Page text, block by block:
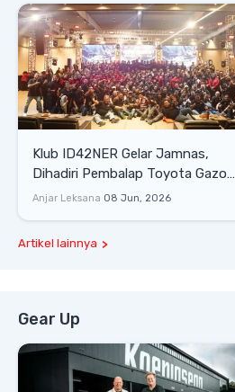
Klub ID42NER Gelar Jamnas,
Dihadiri Pembalap Toyota Gazoo
Racing
Anjar Leksana 08 Jun, 2026
Artikel lainnya
Gear Up